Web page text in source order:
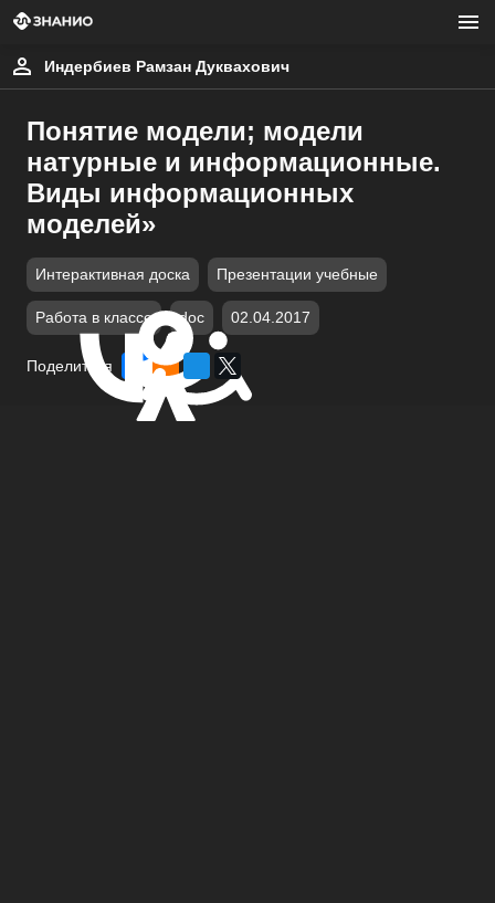
Индербиев Рамзан Дуквахович
Понятие модели; модели
натурные и информационные.
Виды информационных
моделей»
Интерактивная доска Презентации учебные
Работа в классе doc 02.04.2017
Поделиться